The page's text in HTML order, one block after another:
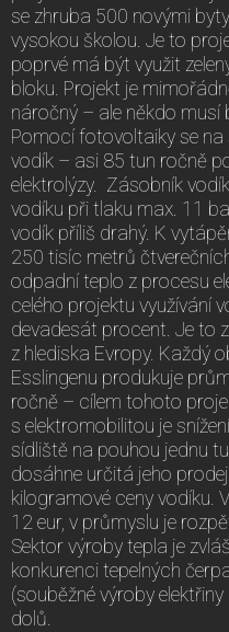
se zhruba 500 novými
vysokou školou. Je to
poprvé má být využit
bloku. Projekt je
náročný – ale někdo
Pomocí fotovoltaiky se na
vodík – asi 85 tun ročně
elektrolýzy. Zásobník
vodíku při tlaku max. 11
vodík příliš drahý. K
250 tisíc metrů
odpadní teplo z procesu
celého projektu využívání
devadesát procent. Je to
z hlediska Evropy. Každý
Esslingenu produkuje
ročně – cílem tohoto
s elektromobilitou je
sídliště na pouhou jednu
dosáhne určitá jeho
kilogramové ceny vodíku.
12 eur, v průmyslu je
Sektor výroby tepla je
konkurenci tepelných
(souběžné výroby
dolů.